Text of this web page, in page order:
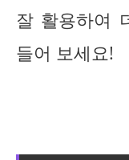
잘 활용하여
들어 보세요!